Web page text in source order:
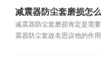
减震器防尘套磨损怎
减震器防尘套磨损肯定是需
震器防尘套故名思议他的作